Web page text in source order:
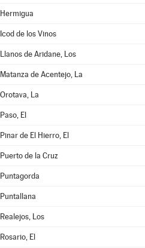
Hermigua
Icod de los Vinos
Llanos de Aridane, Los
Matanza de Acentejo, La
Orotava, La
Paso, El
Pinar de El Hierro, El
Puerto de la Cruz
Puntagorda
Puntallana
Realejos, Los
Rosario, El